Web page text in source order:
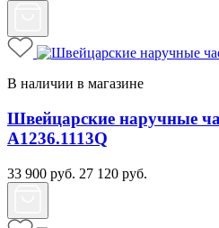
В наличии в магазине
Швейцарские наручные
A1236.1113Q
33 900 руб. 27 120 руб.